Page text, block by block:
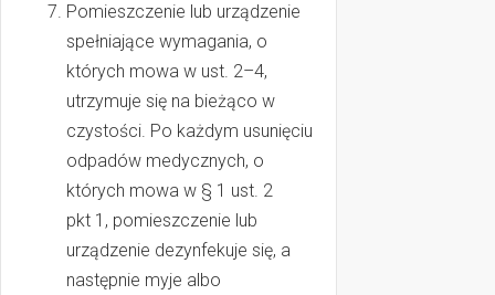
Pomieszczenie lub urządzenie
spełniające wymagania, o
których mowa w ust. 2–4,
utrzymuje się na bieżąco w
czystości. Po każdym usunięciu
odpadów medycznych, o
których mowa w § 1 ust. 2
pkt 1, pomieszczenie lub
urządzenie dezynfekuje się, a
następnie myje albo